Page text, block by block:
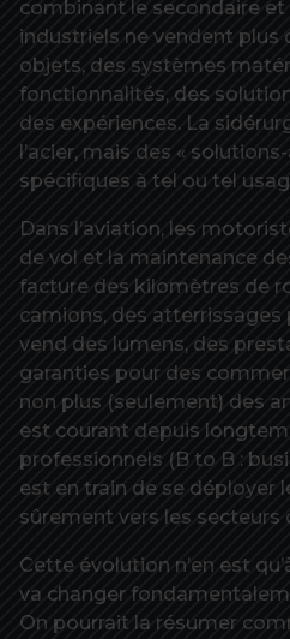
combinant le secondaire et
industriels ne vendent plus
objets, des systèmes
fonctionnalités, des
des expériences. La
l’acier, mais des «
spécifiques à tel ou tel
Dans l’aviation, les
de vol et la maintenance
facture des kilomètres de
camions, des atterrissages
vend des lumens, des
garanties pour des
non plus (seulement) des
est courant depuis
professionnels (B to B :
est en train de se déployer
sûrement vers les secteurs
Cette évolution n’en est
va changer
On pourrait la résumer